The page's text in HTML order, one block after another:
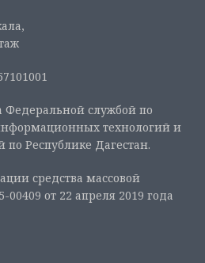
Федеральной службой по
технологий и
Республике Дагестан.
средства массовой
от 22 апреля 2019 года